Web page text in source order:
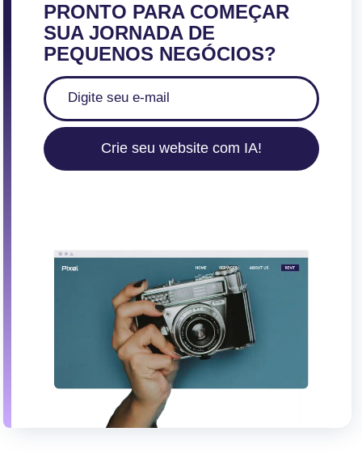
PRONTO PARA COMEÇAR
SUA JORNADA DE
PEQUENOS NEGÓCIOS?
Crie seu website com IA!